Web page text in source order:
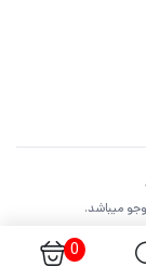
میباشد.
0